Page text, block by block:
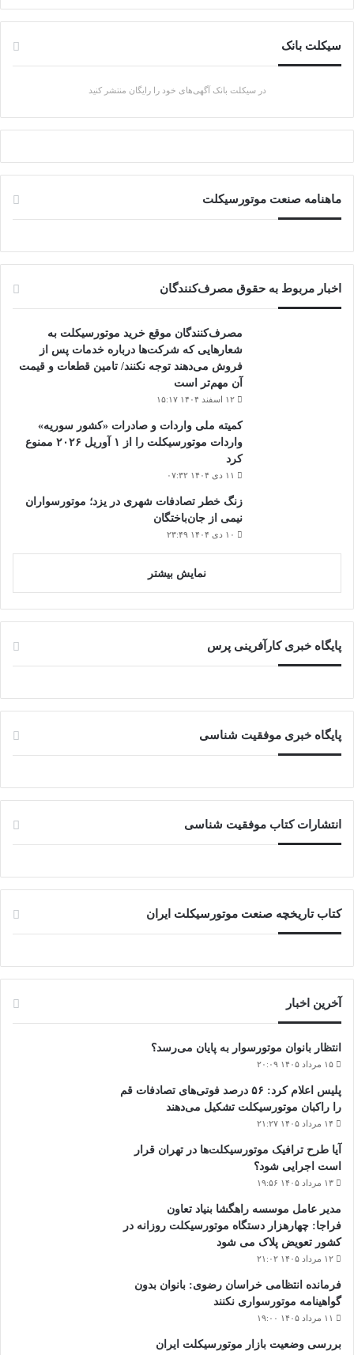
سیکلت بانک
در سیکلت بانک آگهی‌های خود را رایگان منتشر کنید
ماهنامه صنعت موتورسیکلت
اخبار مربوط به حقوق مصرف‌کنندگان
مصرف‌کنندگان موقع خرید موتورسیکلت به
شعارهایی که شرکت‌ها درباره خدمات پس از
فروش می‌دهند توجه نکنند/ تامین قطعات و قیمت
آن مهم‌تر است
۱۲ اسفند ۱۴۰۴ ۱۵:۱۷
کمیته ملی واردات و صادرات «کشور سوریه»
واردات موتورسیکلت را از ۱ آوریل ۲۰۲۶ ممنوع
کرد
۱۱ دی ۱۴۰۴ ۰۷:۳۲
زنگ خطر تصادفات شهری در یزد؛ موتورسواران
نیمی از جان‌باختگان
۱۰ دی ۱۴۰۴ ۲۳:۴۹
نمایش بیشتر
پایگاه خبری کارآفرینی پرس
پایگاه خبری موفقیت شناسی
انتشارات کتاب موفقیت شناسی
کتاب تاریخچه صنعت موتورسیکلت ایران
آخرین اخبار
انتظار بانوان موتورسوار به پایان می‌رسد؟
۱۵ مرداد ۱۴۰۵ ۲۰:۰۹
پلیس اعلام کرد: ۵۶ درصد فوتی‌های تصادفات قم
را راکبان موتورسیکلت تشکیل می‌دهند
۱۴ مرداد ۱۴۰۵ ۲۱:۲۷
آیا طرح ترافیک موتورسیکلت‌ها در تهران قرار
است اجرایی شود؟
۱۳ مرداد ۱۴۰۵ ۱۹:۵۶
مدیر عامل موسسه راهگشا بنیاد تعاون
فراجا: چهارهزار دستگاه موتورسیکلت روزانه در
کشور تعویض پلاک می شود
۱۲ مرداد ۱۴۰۵ ۲۱:۰۲
فرمانده انتظامی خراسان رضوی: بانوان بدون
گواهینامه موتورسواری نکنند
۱۱ مرداد ۱۴۰۵ ۱۹:۰۰
بررسی وضعیت بازار موتورسیکلت ایران